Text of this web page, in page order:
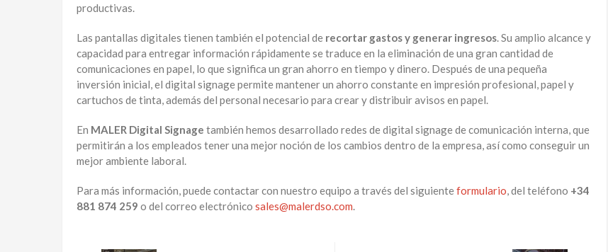
productivas.
Las pantallas digitales tienen también el potencial de recortar gastos y generar ingresos. Su amplio alcance y
capacidad para entregar información rápidamente se traduce en la eliminación de una gran cantidad de
comunicaciones en papel, lo que significa un gran ahorro en tiempo y dinero. Después de una pequeña
inversión inicial, el digital signage permite mantener un ahorro constante en impresión profesional, papel y
cartuchos de tinta, además del personal necesario para crear y distribuir avisos en papel.
En MALER Digital Signage también hemos desarrollado redes de digital signage de comunicación interna, que
permitirán a los empleados tener una mejor noción de los cambios dentro de la empresa, así como conseguir un
mejor ambiente laboral.
Para más información, puede contactar con nuestro equipo a través del siguienteformulario, del teléfono +34
881 874 259 o del correo electrónico sales@malerdso.com.